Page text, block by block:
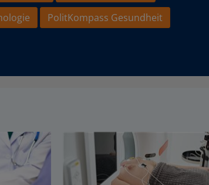
PolitKompass Gesundheit